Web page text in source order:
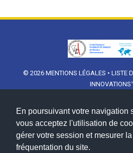
En poursuivant votre navigation
vous acceptez l'utilisation de
gérer votre session et mesurer la
fréquentation du site.
© 2026 MENTIONS LÉGALES • LISTE